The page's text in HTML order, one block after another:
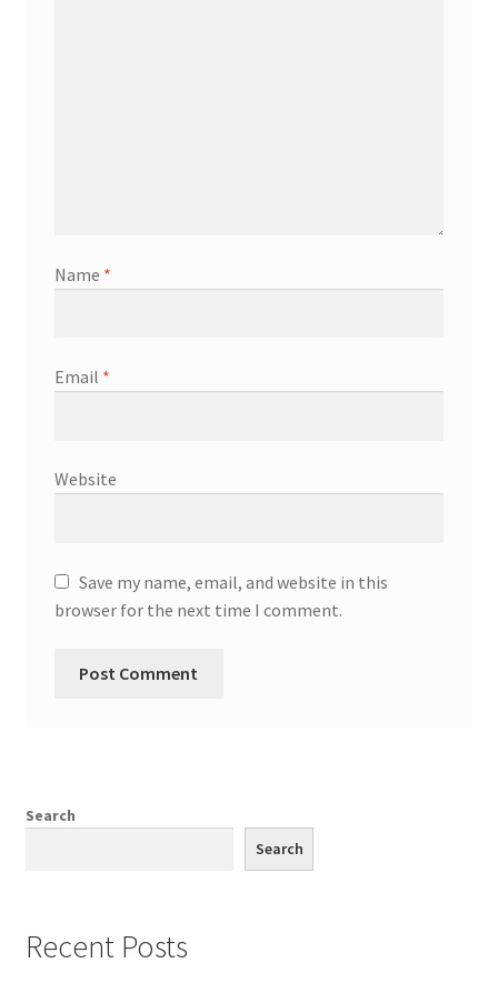
Name *
Email *
Website
Save my name, email, and website in this
browser for the next time I comment.
Search
Search
Recent Posts